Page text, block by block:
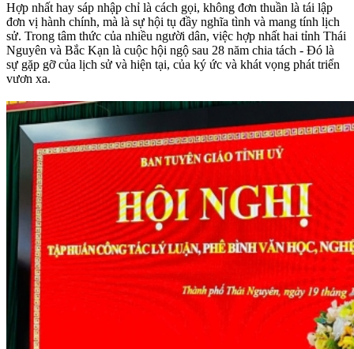
Hợp nhất hay sáp nhập chỉ là cách gọi, không đơn thuần là tái lập
đơn vị hành chính, mà là sự hội tụ đầy nghĩa tình và mang tính lịch
sử. Trong tâm thức của nhiều người dân, việc hợp nhất hai tỉnh Thái
Nguyên và Bắc Kạn là cuộc hội ngộ sau 28 năm chia tách - Đó là
sự gặp gỡ của lịch sử và hiện tại, của ký ức và khát vọng phát triển
vươn xa.